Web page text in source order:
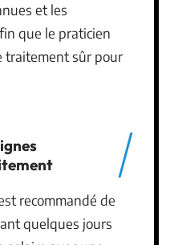
et les
que le praticien
traitement sûr pour
recommandé de
quelques jours